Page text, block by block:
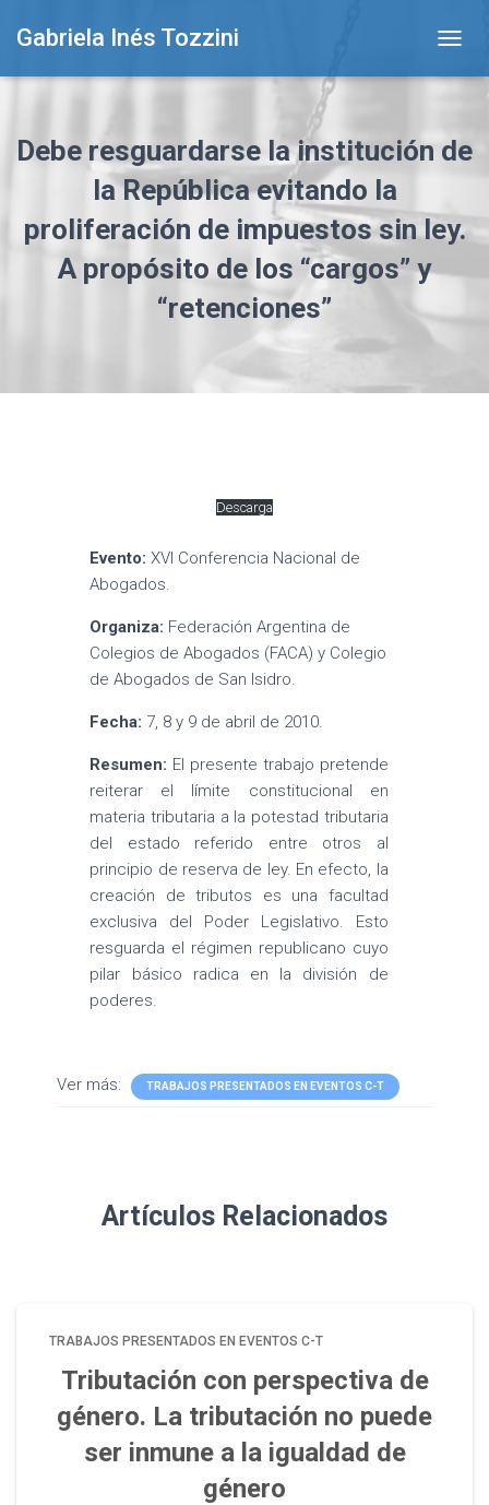
Gabriela Inés Tozzini
O
L
E
V
I
Debe resguardarse la institución de
la República evitando la
proliferación de impuestos sin ley.
A propósito de los “cargos” y
“retenciones”
Descarga
Evento: XVI Conferencia Nacional de
Abogados.
Organiza: Federación Argentina de
Colegios de Abogados (FACA) y Colegio
de Abogados de San Isidro.
Fecha: 7, 8 y 9 de abril de 2010.
Resumen: El presente trabajo pretende
reiterar el límite constitucional en
materia tributaria a la potestad tributaria
del estado referido entre otros al
principio de reserva de ley. En efecto, la
creación de tributos es una facultad
exclusiva del Poder Legislativo. Esto
resguarda el régimen republicano cuyo
pilar básico radica en la división de
poderes.
Ver más: TRABAJOS PRESENTADOS EN EVENTOS C-T
Artículos Relacionados
TRABAJOS PRESENTADOS EN EVENTOS C-T
Tributación con perspectiva de
género. La tributación no puede
ser inmune a la igualdad de
género